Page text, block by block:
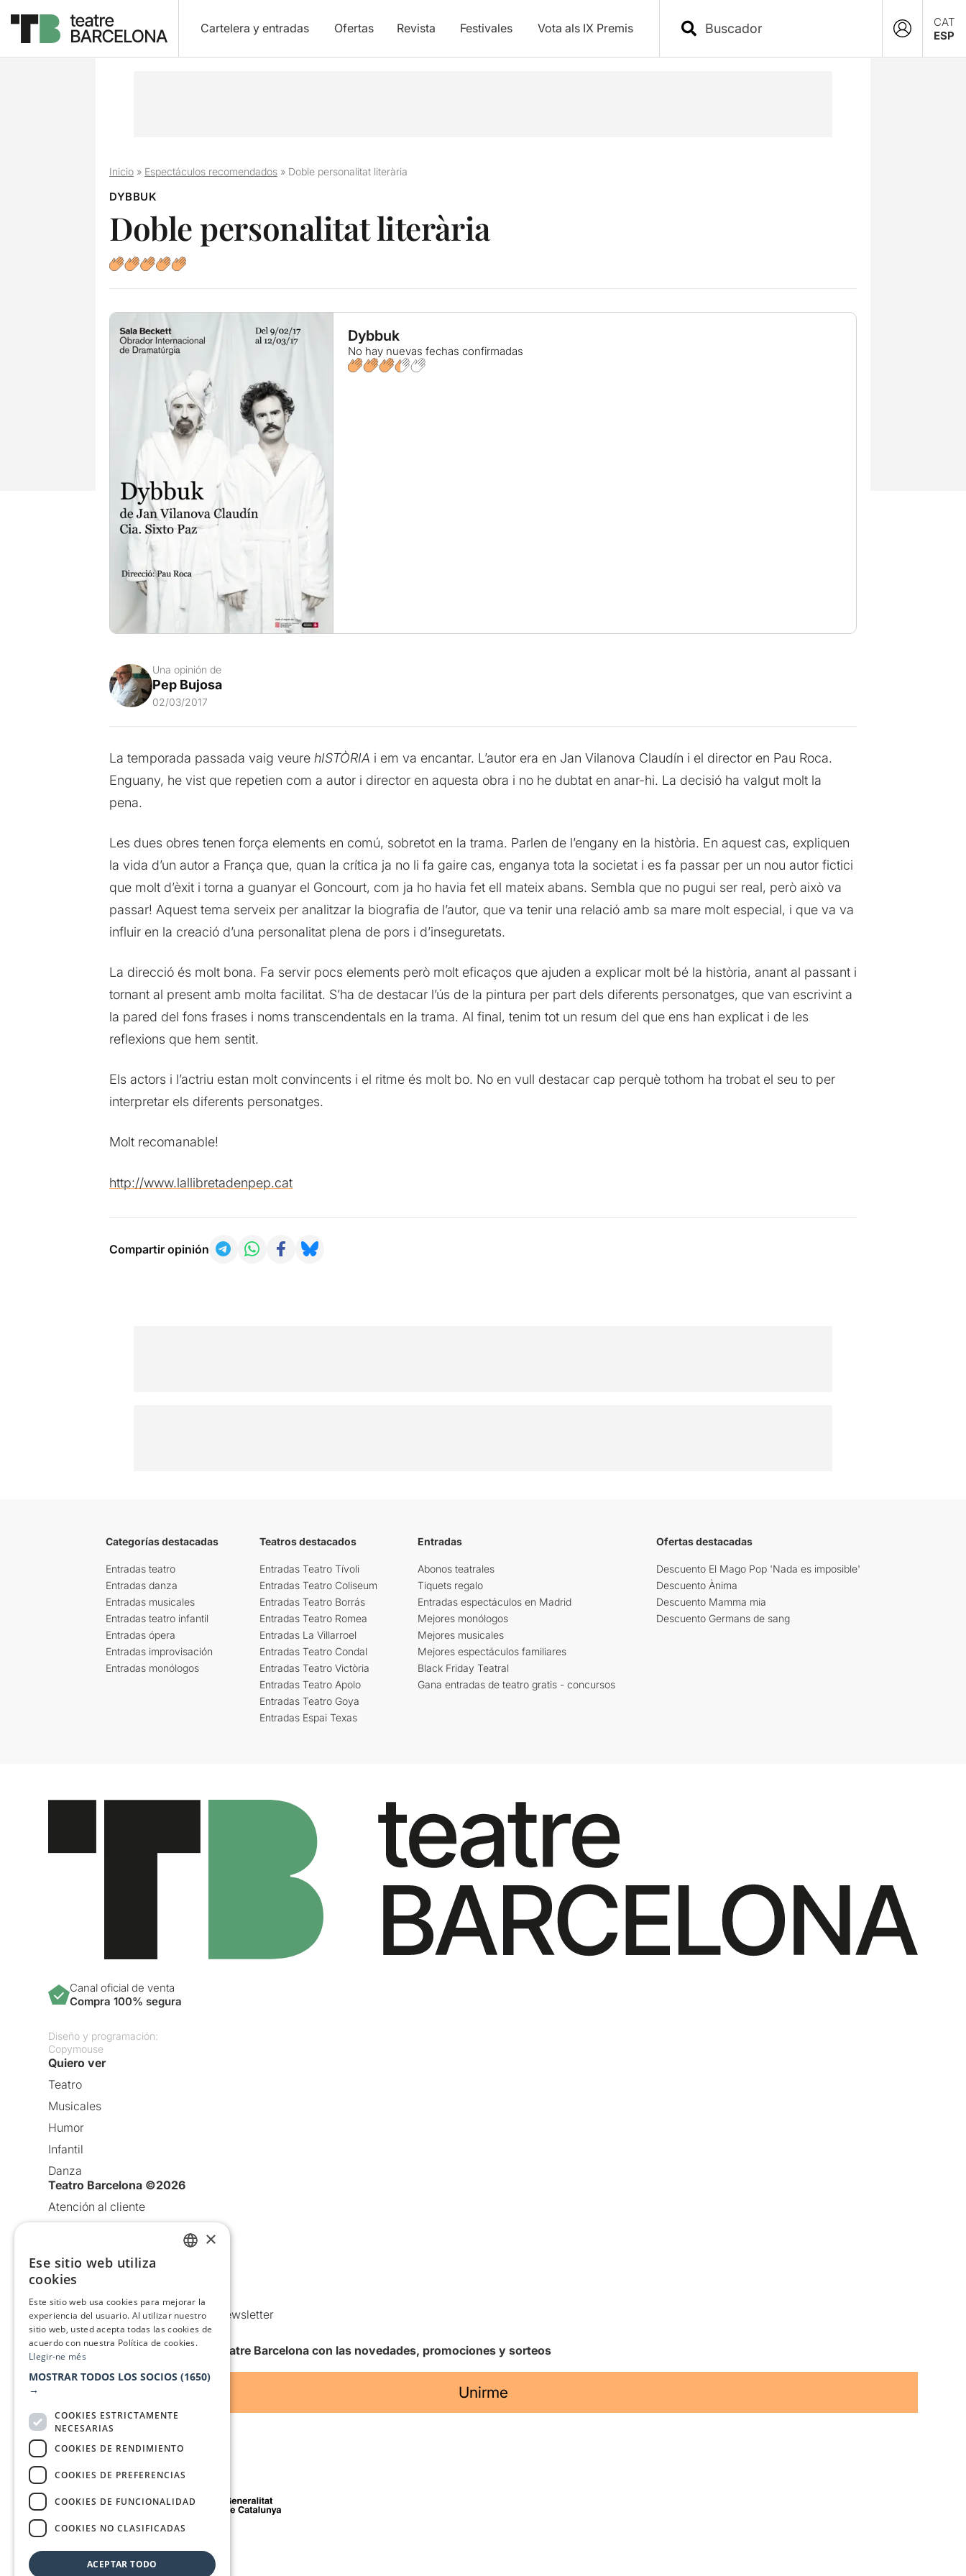
Cartelera y entradas Ofertas Revista Festivales Vota als IX Premis
CAT
ESP
Inicio» Espectáculos recomendados» Doble personalitat literària
DYBBUK
Doble personalitat literària
Dybbuk
No hay nuevas fechas confirmadas
Una opinión de
Pep Bujosa
02/03/2017
La temporada passada vaig veure hISTÒRIA i em va encantar. L’autor era en Jan Vilanova Claudín i el director en Pau Roca.
Enguany, he vist que repetien com a autor i director en aquesta obra i no he dubtat en anar-hi. La decisió ha valgut molt la
pena.
Les dues obres tenen força elements en comú, sobretot en la trama. Parlen de l’engany en la història. En aquest cas, expliquen
la vida d’un autor a França que, quan la crítica ja no li fa gaire cas, enganya tota la societat i es fa passar per un nou autor fictici
que molt d’èxit i torna a guanyar el Goncourt, com ja ho havia fet ell mateix abans. Sembla que no pugui ser real, però això va
passar! Aquest tema serveix per analitzar la biografia de l’autor, que va tenir una relació amb sa mare molt especial, i que va va
influir en la creació d’una personalitat plena de pors i d’inseguretats.
La direcció és molt bona. Fa servir pocs elements però molt eficaços que ajuden a explicar molt bé la història, anant al passant i
tornant al present amb molta facilitat. S’ha de destacar l’ús de la pintura per part dels diferents personatges, que van escrivint a
la pared del fons frases i noms transcendentals en la trama. Al final, tenim tot un resum del que ens han explicat i de les
reflexions que hem sentit.
Els actors i l’actriu estan molt convincents i el ritme és molt bo. No en vull destacar cap perquè tothom ha trobat el seu to per
interpretar els diferents personatges.
Molt recomanable!
http://www.lallibretadenpep.cat
Compartir opinión
Categorías destacadas
Entradas teatro
Entradas danza
Entradas musicales
Entradas teatro infantil
Entradas ópera
Entradas improvisación
Entradas monólogos
Teatros destacados
Entradas Teatro Tívoli
Entradas Teatro Coliseum
Entradas Teatro Borrás
Entradas Teatro Romea
Entradas La Villarroel
Entradas Teatro Condal
Entradas Teatro Victòria
Entradas Teatro Apolo
Entradas Teatro Goya
Entradas Espai Texas
Entradas
Abonos teatrales
Tiquets regalo
Entradas espectáculos en Madrid
Mejores monólogos
Mejores musicales
Mejores espectáculos familiares
Black Friday Teatral
Gana entradas de teatro gratis - concursos
Ofertas destacadas
Descuento El Mago Pop 'Nada es imposible'
Descuento Ànima
Descuento Mamma mia
Descuento Germans de sang
Canal oficial de venta
Compra 100% segura
Diseño y programación:
Copymouse
Quiero ver
Teatro
Musicales
Humor
Infantil
Danza
Teatro Barcelona ©2026
Atención al cliente
Política de Cookies
Comunicaciones comerciales y Newsletter
Anuncia’t
Quiero recibir la newsletter de Teatre Barcelona con las novedades, promociones y sorteos
Unirme
Con el apoyo de
×
Ese sitio web utiliza
cookies
Este sitio web usa cookies para mejorar la
experiencia del usuario. Al utilizar nuestro
sitio web, usted acepta todas las cookies de
acuerdo con nuestra Política de cookies.
Llegir-ne més
MOSTRAR TODOS LOS SOCIOS (1650)
→
COOKIES ESTRICTAMENTE
NECESARIAS
COOKIES DE RENDIMIENTO
COOKIES DE PREFERENCIAS
COOKIES DE FUNCIONALIDAD
COOKIES NO CLASIFICADAS
ACEPTAR TODO